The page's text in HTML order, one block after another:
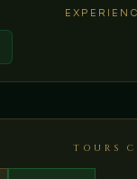
TOURS